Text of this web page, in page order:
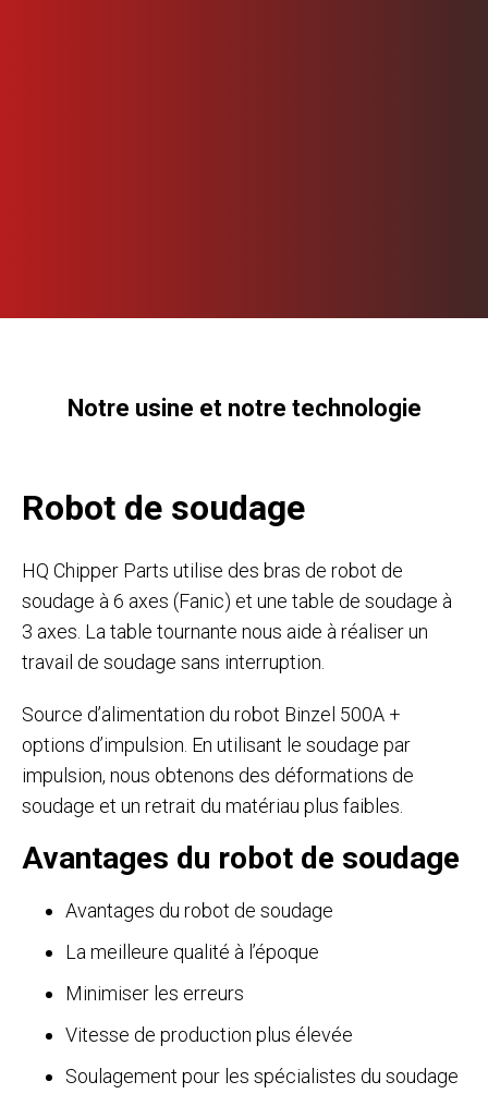
Notre usine et notre technologie
Robot de soudage
HQ Chipper Parts utilise des bras de robot de
soudage à 6 axes (Fanic) et une table de soudage à
3 axes. La table tournante nous aide à réaliser un
travail de soudage sans interruption.
Source d’alimentation du robot Binzel 500A +
options d’impulsion. En utilisant le soudage par
impulsion, nous obtenons des déformations de
soudage et un retrait du matériau plus faibles.
Avantages du robot de soudage
Avantages du robot de soudage
La meilleure qualité à l’époque
Minimiser les erreurs
Vitesse de production plus élevée
Soulagement pour les spécialistes du soudage